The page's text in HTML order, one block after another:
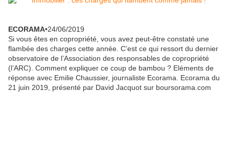
ECORAMA•24/06/2019
Si vous êtes en copropriété, vous avez peut-être constaté une
flambée des charges cette année. C’est ce qui ressort du dernier
observatoire de l’Association des responsables de copropriété
(l’ARC). Comment expliquer ce coup de bambou ? Eléments de
réponse avec Emilie Chaussier, journaliste Ecorama. Ecorama du
21 juin 2019, présenté par David Jacquot sur boursorama.com